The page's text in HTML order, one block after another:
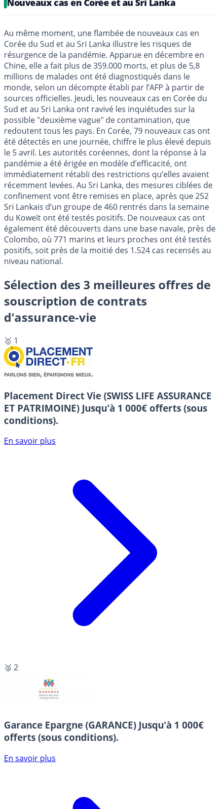
Nouveaux cas en Corée et au Sri Lanka
Au même moment, une flambée de nouveaux cas en
Corée du Sud et au Sri Lanka illustre les risques de
résurgence de la pandémie. Apparue en décembre en
Chine, elle a fait plus de 359.000 morts, et plus de 5,8
millions de malades ont été diagnostiqués dans le
monde, selon un décompte établi par l’AFP à partir de
sources officielles. Jeudi, les nouveaux cas en Corée du
Sud et au Sri Lanka ont ravivé les inquiétudes sur la
possible "deuxième vague" de contamination, que
redoutent tous les pays. En Corée, 79 nouveaux cas ont
été détectés en une journée, chiffre le plus élevé depuis
le 5 avril. Les autorités coréennes, dont la réponse à la
pandémie a été érigée en modèle d’efficacité, ont
immédiatement rétabli des restrictions qu’elles avaient
récemment levées. Au Sri Lanka, des mesures ciblées de
confinement vont être remises en place, après que 252
Sri Lankais d’un groupe de 460 rentrés dans la semaine
du Koweït ont été testés positifs. De nouveaux cas ont
également été découverts dans une base navale, près de
Colombo, où 771 marins et leurs proches ont été testés
positifs, soit près de la moitié des 1.524 cas recensés au
niveau national.
Sélection des 3 meilleures offres de
souscription de contrats
d'assurance-vie
🥇 1
Placement Direct Vie (SWISS LIFE ASSURANCE
ET PATRIMOINE) Jusqu'à 1 000€ offerts (sous
conditions).
En savoir plus
🥈 2
Garance Epargne (GARANCE) Jusqu'à 1 000€
offerts (sous conditions).
En savoir plus